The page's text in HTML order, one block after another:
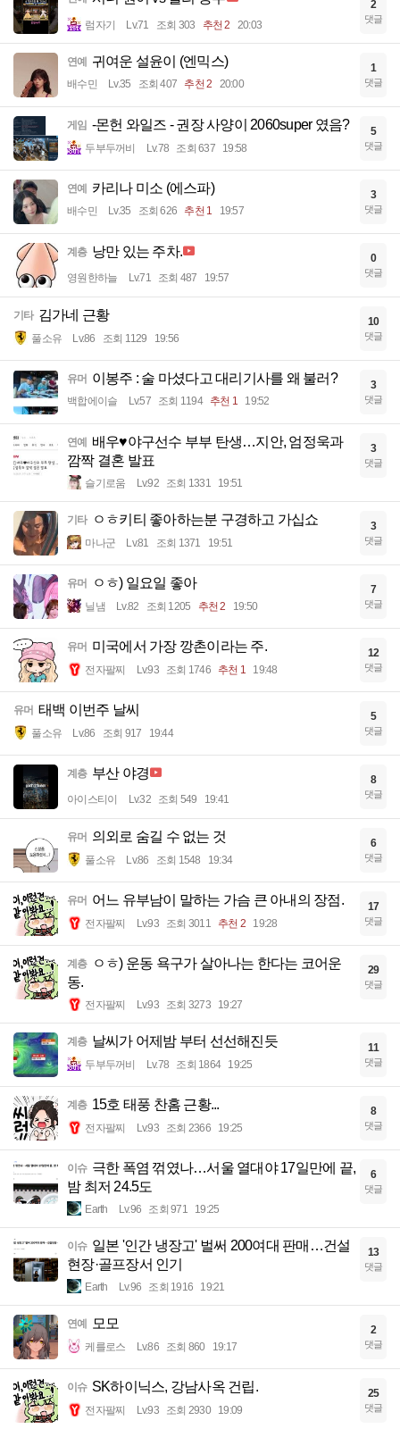
럼자기 Lv.71 조회 303 추천 2 20:03
2
댓글
연예 귀여운 설윤이 (엔믹스)
배수민 Lv.35 조회 407 추천 2 20:00
1
댓글
게임 -몬헌 와일즈 - 권장 사양이 2060super 였음?
두부두꺼비 Lv.78 조회 637 19:58
5
댓글
연예 카리나 미소 (에스파)
배수민 Lv.35 조회 626 추천 1 19:57
3
댓글
계층 낭만 있는 주차.
영원한하늘 Lv.71 조회 487 19:57
0
댓글
기타 김가네 근황
풀소유 Lv.86 조회 1129 19:56
10
댓글
유머 이봉주 : 술 마셨다고 대리기사를 왜 불러?
백합에이슬 Lv.57 조회 1194 추천 1 19:52
3
댓글
연예 배우♥야구선수 부부 탄생…지안, 엄정욱과
깜짝 결혼 발표
슬기로움 Lv.92 조회 1331 19:51
3
댓글
기타 ㅇㅎ키티 좋아하는분 구경하고 가십쇼
마나군 Lv.81 조회 1371 19:51
3
댓글
유머 ㅇㅎ) 일요일 좋아
닐냄 Lv.82 조회 1205 추천 2 19:50
7
댓글
유머 미국에서 가장 깡촌이라는 주.
전자팔찌 Lv.93 조회 1746 추천 1 19:48
12
댓글
유머 태백 이번주 날씨
풀소유 Lv.86 조회 917 19:44
5
댓글
계층 부산 야경
아이스티이 Lv.32 조회 549 19:41
8
댓글
유머 의외로 숨길 수 없는 것
풀소유 Lv.86 조회 1548 19:34
6
댓글
유머 어느 유부남이 말하는 가슴 큰 아내의 장점.
전자팔찌 Lv.93 조회 3011 추천 2 19:28
17
댓글
계층
ㅇㅎ) 운동 욕구가 살아나는 한다는 코어운
동.
전자팔찌 Lv.93 조회 3273 19:27
29
댓글
계층 날씨가 어제밤 부터 선선해진듯
두부두꺼비 Lv.78 조회 1864 19:25
11
댓글
계층 15호 태풍 찬홈 근황...
전자팔찌 Lv.93 조회 2366 19:25
8
댓글
이슈 극한 폭염 꺾였나…서울 열대야 17일만에 끝,
밤 최저 24.5도
Earth Lv.96 조회 971 19:25
6
댓글
이슈 일본 '인간 냉장고' 벌써 200여대 판매…건설
현장·골프장서 인기
Earth Lv.96 조회 1916 19:21
13
댓글
연예 모모
케를로스 Lv.86 조회 860 19:17
2
댓글
이슈 SK하이닉스, 강남사옥 건립.
전자팔찌 Lv.93 조회 2930 19:09
25
댓글